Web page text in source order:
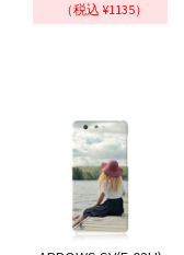
（税込 ¥1135）